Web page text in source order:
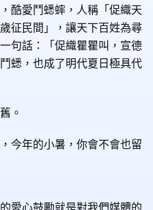
酷愛鬥蟋蟀，人稱「促織天
征民間」，讓天下百姓為尋
句話：「促織瞿瞿叫，宣德
蟋，也成了明代夏日極具代
。
今年的小暑，你會不會也留
愛心鼓勵就是對我們媒體的